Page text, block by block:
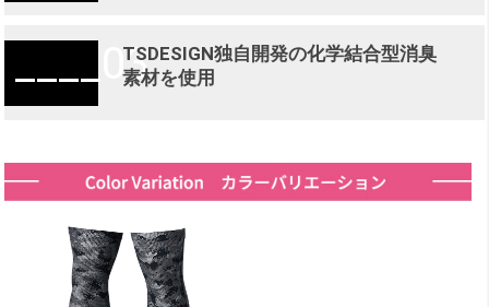
03
TSDESIGN独自開発の化学結合型消臭
素材を使用